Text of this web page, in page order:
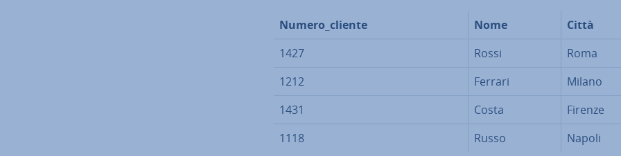
Numero_cliente Nome
Città
1427
Rossi
Roma
1212
Ferrari
Milano
1431
Costa
Firenze
1118
Russo Napoli